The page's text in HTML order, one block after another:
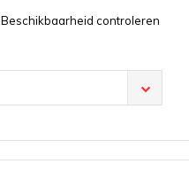
Beschikbaarheid controleren